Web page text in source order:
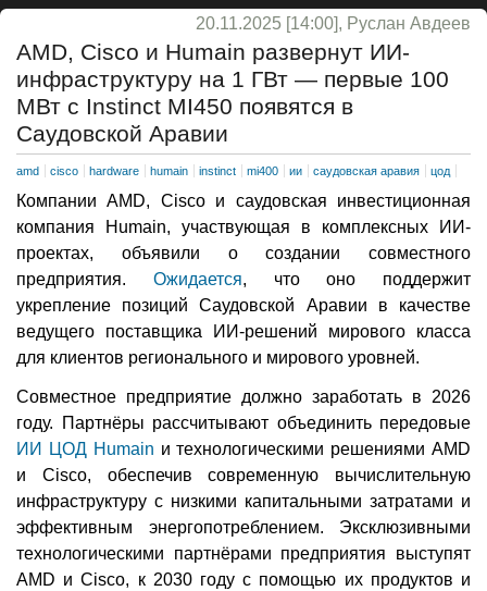
20.11.2025 [14:00], Руслан Авдеев
AMD, Cisco и Humain развернут ИИ-
инфраструктуру на 1 ГВт — первые 100
МВт с Instinct MI450 появятся в
Саудовской Аравии
amd cisco hardware humain instinct mi400 ии саудовская аравия цод
Компании AMD, Cisco и саудовская инвестиционная
компания Humain, участвующая в комплексных ИИ-
проектах, объявили о создании совместного
предприятия. Ожидается, что оно поддержит
укрепление позиций Саудовской Аравии в качестве
ведущего поставщика ИИ-решений мирового класса
для клиентов регионального и мирового уровней.
Совместное предприятие должно заработать в 2026
году. Партнёры рассчитывают объединить передовые
ИИ ЦОД Humain и технологическими решениями AMD
и Cisco, обеспечив современную вычислительную
инфраструктуру с низкими капитальными затратами и
эффективным энергопотреблением. Эксклюзивными
технологическими партнёрами предприятия выступят
AMD и Cisco, к 2030 году с помощью их продуктов и